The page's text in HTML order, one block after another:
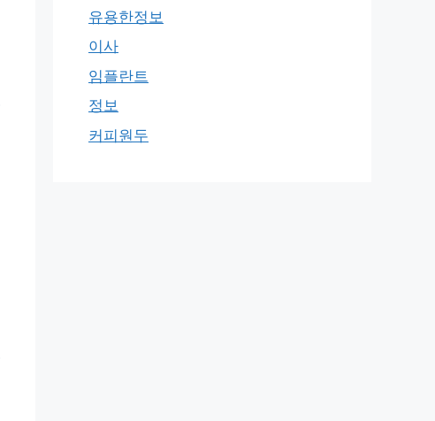
유용한정보
이사
임플란트
정보
커피원두